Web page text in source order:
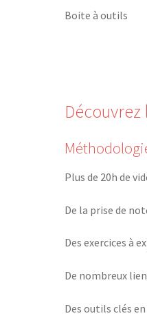
Boite à outils
Plus de 20h de
De la prise de
Des exercices à
De nombreux
Des outils clés